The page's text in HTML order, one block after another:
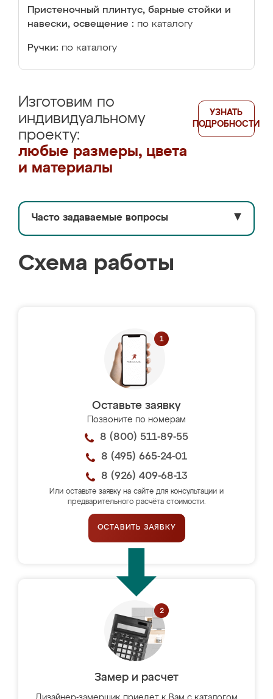
Пристеночный плинтус, барные стойки и
навески, освещение : по каталогу
Ручки: по каталогу
Изготовим по
индивидуальному
проекту:
любые размеры, цвета
и материалы
УЗНАТЬ
ПОДРОБНОСТИ
Часто задаваемые вопросы ▼
Схема работы
Оставьте заявку
Позвоните по номерам
8 (800) 511-89-55
8 (495) 665-24-01
8 (926) 409-68-13
Или оставьте заявку на сайте для консультации и
предварительного расчёта стоимости.
ОСТАВИТЬ ЗАЯВКУ
Замер и расчет